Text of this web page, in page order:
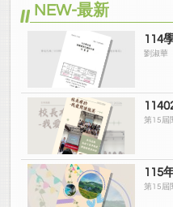
NEW-最新
114
劉淑華
第15屆
115
第15屆